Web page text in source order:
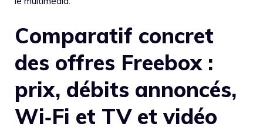
Comparatif concret
des offres Freebox :
prix, débits annoncés,
Wi‑Fi et TV et vidéo